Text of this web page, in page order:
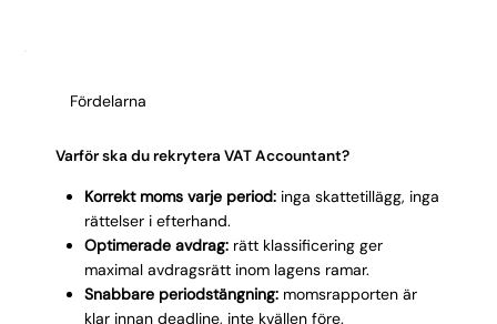
Fördelarna
Varför ska du rekrytera VAT Accountant?
Korrekt moms varje period:inga skattetillägg, inga
rättelser i efterhand.
Optimerade avdrag:rätt klassificering ger
maximal avdragsrätt inom lagens ramar.
Snabbare periodstängning:momsrapporten är
klar innan deadline, inte kvällen före.